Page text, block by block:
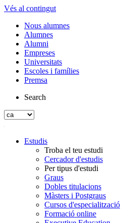
Vés al contingut
Nous alumnes
Alumnes
Alumni
Empreses
Universitats
Escoles i famílies
Premsa
Search
Estudis
Troba el teu estudi
Cercador d'estudis
Per tipus d'estudi
Graus
Dobles titulacions
Màsters i Postgraus
Cursos d'especialització
Formació online